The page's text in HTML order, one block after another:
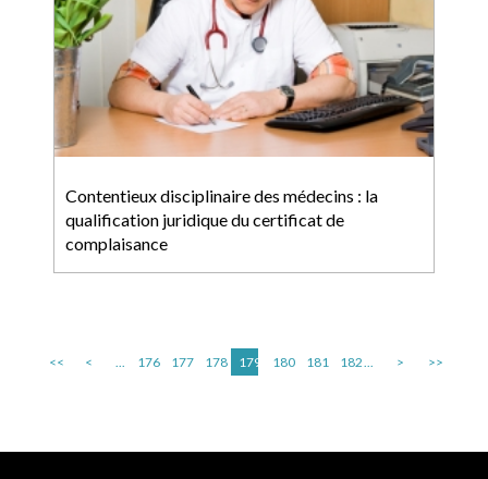
Contentieux disciplinaire des médecins : la
qualification juridique du certificat de
complaisance
<< < ... 176 177 178 179 180 181 182... > >>